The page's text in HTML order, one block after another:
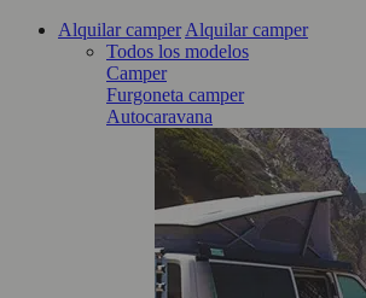
Alquilar camper Alquilar camper
Todos los modelos
Camper
Furgoneta camper
Autocaravana